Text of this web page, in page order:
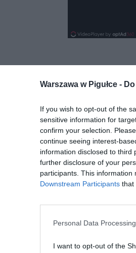
Warszawa w Pigułce -
If you wish to opt-out of the
sensitive information for
confirm your selection.
continue seeing interest-
information disclosed to third
further disclosure of your
participants. This
Downstream Participants that
Personal Data
I want to opt-out of the